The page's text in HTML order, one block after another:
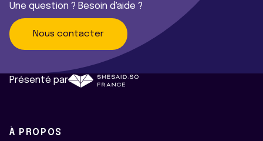
Une question ? Besoin d'aide ?
Nous contacter
Présenté par
À PROPOS